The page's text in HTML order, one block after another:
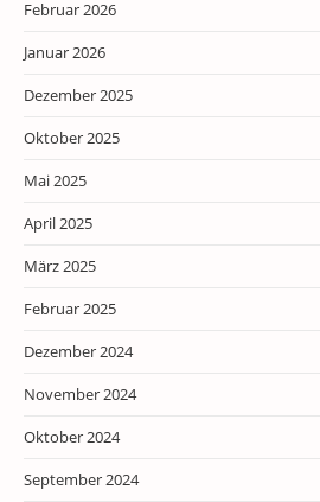
Februar 2026
Januar 2026
Dezember 2025
Oktober 2025
Mai 2025
April 2025
März 2025
Februar 2025
Dezember 2024
November 2024
Oktober 2024
September 2024